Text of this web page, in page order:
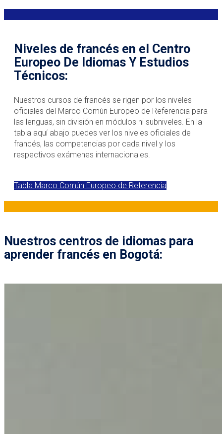
Niveles de francés en el Centro
Europeo De Idiomas Y Estudios
Técnicos:
Nuestros cursos de francés se rigen por los niveles
oficiales del Marco Común Europeo de Referencia para
las lenguas, sin división en módulos ni subniveles. En la
tabla aquí abajo puedes ver los niveles oficiales de
francés, las competencias por cada nivel y los
respectivos exámenes internacionales.
Tabla Marco Común Europeo de Referencia
Nuestros centros de idiomas para
aprender francés en Bogotá: